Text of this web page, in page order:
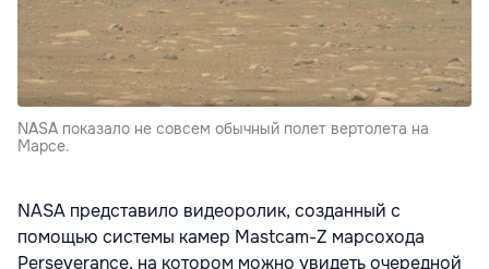
NASA показало не совсем обычный полет вертолета на
Марсе.
NASA представило видеоролик, созданный с
помощью системы камер Mastcam-Z марсохода
Perseverance, на котором можно увидеть очередной